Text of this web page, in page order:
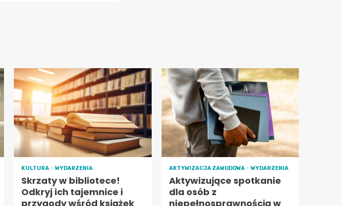
KULTURA WYDARZENIA
Skrzaty w bibliotece!
Odkryj ich tajemnice i
przygody wśród książek
AKTYWIZACJA ZAWODOWA WYDARZENIA
Aktywizujące spotkanie
dla osób z
niepełnosprawnością w